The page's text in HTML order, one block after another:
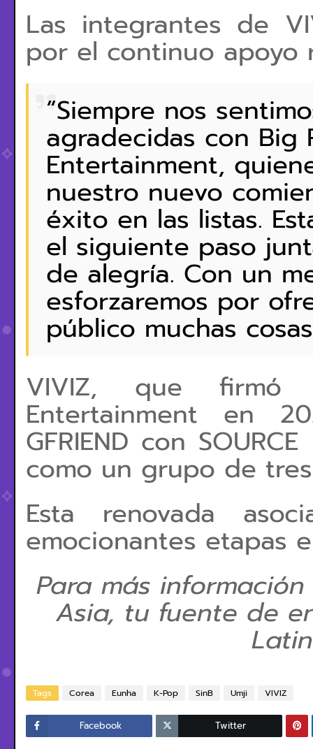
Las integrantes de
por el continuo
“Siempre nos
agradecidas con Big
Entertainment,
nuestro nuevo
éxito en las listas.
el siguiente paso
de alegría. Con un
esforzaremos por
público muchas
VIVIZ, que
Entertainment en
GFRIEND con
como un grupo de
Esta renovada
emocionantes etapas
Para más
Asia, tu fuente de
Tags Corea Eunha K-Pop SinB Umji VIVIZ
Facebook Twitter